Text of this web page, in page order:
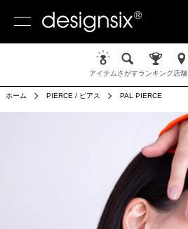
アイテムさがすランキング店舗
ホーム PIERCE / ピアス PAL PIERCE